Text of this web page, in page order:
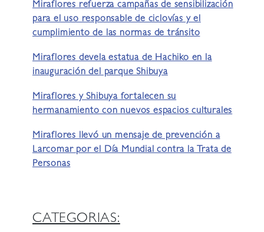
Miraflores refuerza campañas de sensibilización
para el uso responsable de ciclovías y el
cumplimiento de las normas de tránsito
Miraflores devela estatua de Hachiko en la
inauguración del parque Shibuya
Miraflores y Shibuya fortalecen su
hermanamiento con nuevos espacios culturales
Miraflores llevó un mensaje de prevención a
Larcomar por el Día Mundial contra la Trata de
Personas
CATEGORIAS: